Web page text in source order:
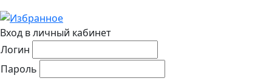
Вход в личный кабинет
Логин
Пароль